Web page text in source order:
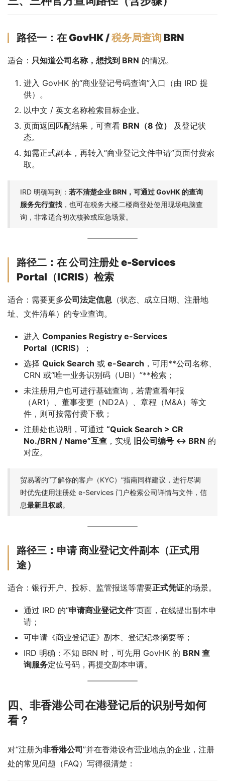
路径一：在 GovHK /税务局查询 BRN
适合： 只知道公司名称，想找到 BRN 的情况。
进入 GovHK 的“商业登记号码查询”入口（由 IRD 提
供）。
以中文 / 英文名称检索目标企业。
页面返回匹配结果，可查看 BRN（8 位）
及登记状
态。
如需正式副本，再转入“商业登记文件申请”页面付费索
取。
IRD 明确写到： 若不清楚企业 BRN，可通过 GovHK 的查询
服务先行查找 ，也可在税务大楼二楼商登处使用现场电脑查
询，非常适合初次核验或应急场景。
路径二：在 公司注册处 e-Services
Portal（ICRIS）检索
适合：需要更多公司法定信息 （状态、成立日期、注册地
址、文件清单）的专业查询。
进入 Companies Registry e-Services
Portal（ICRIS）
；
选择 Quick Search 或 e-Search ，可用**公司名称、
CRN 或“唯一业务识别码（UBI）”**检索；
未注册用户也可进行基础查询，若需查看年报
（AR1）、董事变更（ND2A）、章程（M&A）等文
件，则可按需付费下载；
注册处也说明，可通过 “Quick Search > CR
No./BRN / Name”互查 ，实现 旧公司编号 ↔ BRN 的
对应。
贸易署的“了解你的客户（KYC）”指南同样建议，进行尽调
时优先使用注册处 e-Services 门户检索公司详情与文件，信
息最新且权威。
路径三：申请 商业登记文件副本（正式用
途）
适合：银行开户、投标、监管报送等需要正式凭证的场景。
通过 IRD 的“申请商业登记文件”页面，在线提出副本申
请；
可申请《商业登记证》副本、登记纪录摘要等；
IRD 明确：不知 BRN 时，可先用 GovHK 的 BRN 查
询服务定位号码，再提交副本申请。
四、非香港公司在港登记后的识别号如何
看？
对“注册为非香港公司”并在香港设有营业地点的企业，注册
处的常见问题（FAQ）写得很清楚：